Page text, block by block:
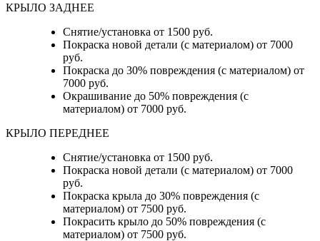
КРЫЛО ЗАДНЕЕ
Снятие/установка от 1500 руб.
Покраска новой детали (с материалом) от 7000
руб.
Покраска до 30% повреждения (с материалом) от
7000 руб.
Окрашивание до 50% повреждения (с
материалом) от 7000 руб.
КРЫЛО ПЕРЕДНЕЕ
Снятие/установка от 1500 руб.
Покраска новой детали (с материалом) от 7000
руб.
Покраска крыла до 30% повреждения (с
материалом) от 7500 руб.
Покрасить крыло до 50% повреждения (с
материалом) от 7500 руб.